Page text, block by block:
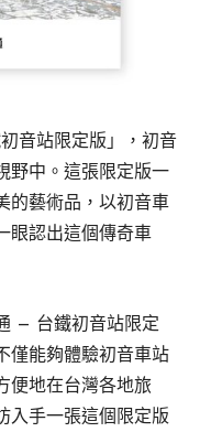
音站限定版」，初音
野中。這張限定版一
的藝術品，以初音車
眼認出這個傳奇車
– 台鐵初音站限定
僅能夠體驗初音車站
便地在台灣各地旅
入手一張這個限定版